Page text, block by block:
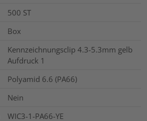
500 ST
Box
Kennzeichnungsclip 4.3-5.3mm gelb
Aufdruck 1
Polyamid 6.6 (PA66)
Nein
WIC3-1-PA66-YE